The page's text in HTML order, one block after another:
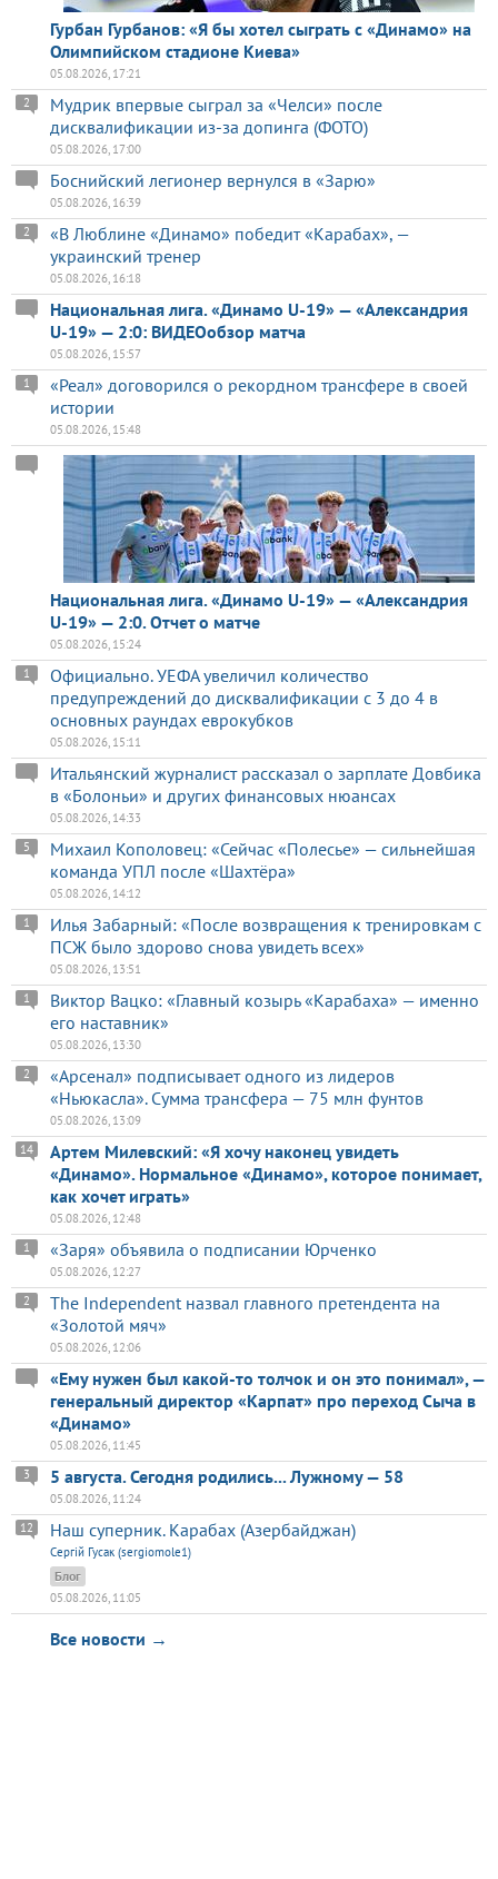
Гурбан Гурбанов: «Я бы хотел сыграть с «Динамо» на
Олимпийском стадионе Киева»
05.08.2026, 17:21
Мудрик впервые сыграл за «Челси» после
дисквалификации из-за допинга (ФОТО)
2
05.08.2026, 17:00
Боснийский легионер вернулся в «Зарю»
05.08.2026, 16:39
«В Люблине «Динамо» победит «Карабах», —
украинский тренер
2
05.08.2026, 16:18
Национальная лига. «Динамо U-19» — «Александрия
U-19» — 2:0: ВИДЕОобзор матча
05.08.2026, 15:57
«Реал» договорился о рекордном трансфере в своей
истории
1
05.08.2026, 15:48
Национальная лига. «Динамо U-19» — «Александрия
U-19» — 2:0. Отчет о матче
05.08.2026, 15:24
Официально. УЕФА увеличил количество
предупреждений до дисквалификации с 3 до 4 в
основных раундах еврокубков
1
05.08.2026, 15:11
Итальянский журналист рассказал о зарплате Довбика
в «Болоньи» и других финансовых нюансах
05.08.2026, 14:33
Михаил Кополовец: «Сейчас «Полесье» — сильнейшая
команда УПЛ после «Шахтёра»
5
05.08.2026, 14:12
Илья Забарный: «После возвращения к тренировкам с
ПСЖ было здорово снова увидеть всех»
1
05.08.2026, 13:51
Виктор Вацко: «Главный козырь «Карабаха» — именно
его наставник»
1
05.08.2026, 13:30
«Арсенал» подписывает одного из лидеров
«Ньюкасла». Сумма трансфера — 75 млн фунтов
2
05.08.2026, 13:09
Артем Милевский: «Я хочу наконец увидеть
«Динамо». Нормальное «Динамо», которое понимает,
как хочет играть»
14
05.08.2026, 12:48
«Заря» объявила о подписании Юрченко
1
05.08.2026, 12:27
The Independent назвал главного претендента на
«Золотой мяч»
2
05.08.2026, 12:06
«Ему нужен был какой-то толчок и он это понимал», —
генеральный директор «Карпат» про переход Сыча в
«Динамо»
05.08.2026, 11:45
5 августа. Сегодня родились... Лужному — 58
3
05.08.2026, 11:24
Наш суперник. Карабах (Азербайджан)
12
Сергій Гусак (sergiomole1)
Блог
05.08.2026, 11:05
Все новости →